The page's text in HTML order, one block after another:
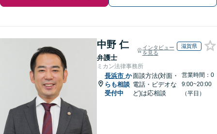
中野 仁
弁護士
インタビュー
を見る
滋賀県
ミカン法律事務所
長浜市 か
らも相談
受付中
面談方法(対面・
電話・ビデオな
ど)は応相談
営業時間：0
9:00~20:00
（平日）